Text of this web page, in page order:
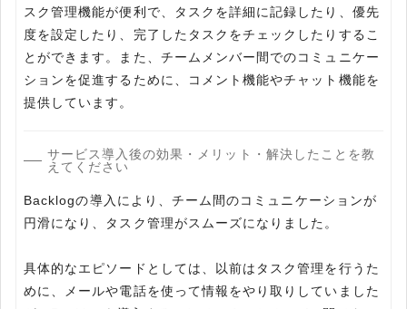
スク管理機能が便利で、タスクを詳細に記録したり、優先
度を設定したり、完了したタスクをチェックしたりするこ
とができます。また、チームメンバー間でのコミュニケー
ションを促進するために、コメント機能やチャット機能を
提供しています。
サービス導入後の効果・メリット・解決したことを教
えてください
Backlogの導入により、チーム間のコミュニケーションが
円滑になり、タスク管理がスムーズになりました。
具体的なエピソードとしては、以前はタスク管理を行うた
めに、メールや電話を使って情報をやり取りしていました